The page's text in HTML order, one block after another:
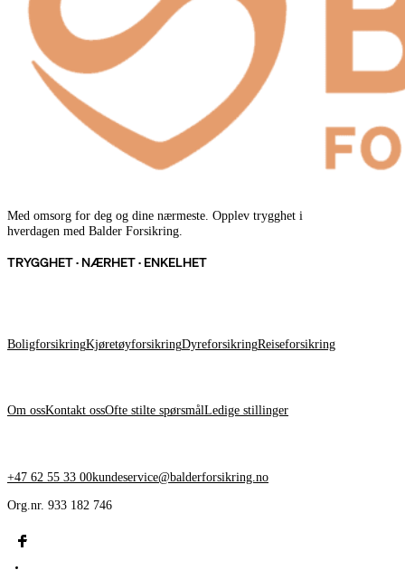
Med omsorg for deg og dine nærmeste. Opplev trygghet i
hverdagen med Balder Forsikring.
TRYGGHET · NÆRHET · ENKELHET
BoligforsikringKjøretøyforsikringDyreforsikringReiseforsikring
Om ossKontakt ossOfte stilte spørsmålLedige stillinger
+47 62 55 33 00kundeservice@balderforsikring.no
Org.nr. 933 182 746